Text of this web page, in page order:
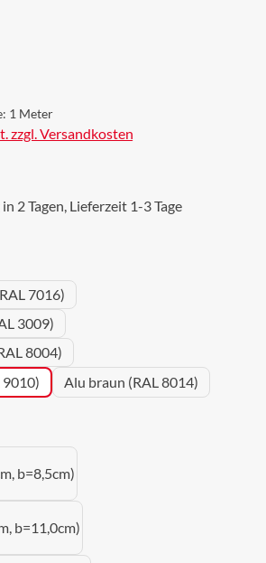
1 Meter
zzgl. Versandkosten
2 Tagen, Lieferzeit 1-3 Tage
7016)
3009)
8004)
Alu braun (RAL 8014)
b=8,5cm)
b=11,0cm)